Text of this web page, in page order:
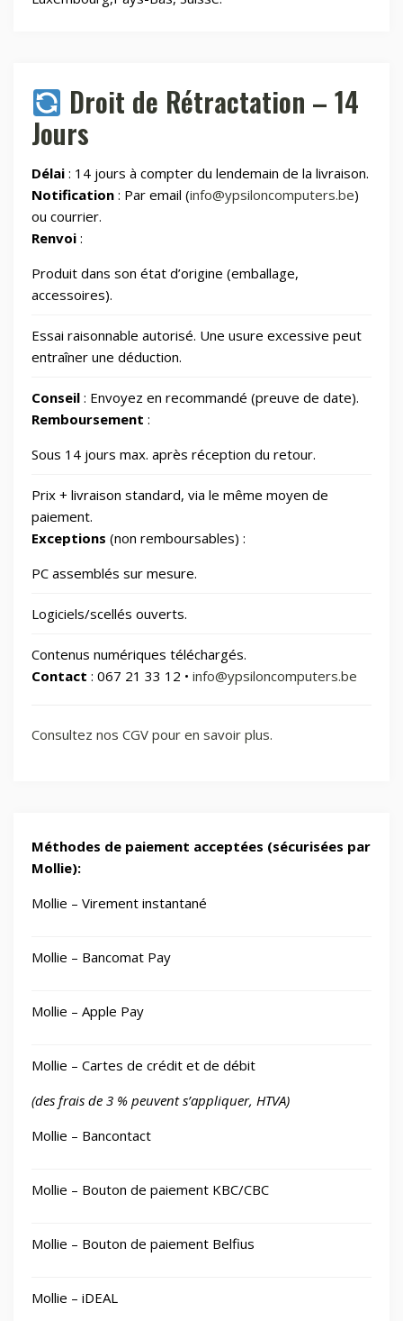
Montres & Rings 100
Outillage
Photos et Caméras 797
Santé et beauté 66
Smart Home/Lighting/Lighting fixtures
Smartphones & Tablets
Vélos & Trottinettes
Droit de Rétractation – 14
Jours
Délai : 14 jours à compter du lendemain de la livraison.
Notification : Par email (info@ypsiloncomputers.be)
ou courrier.
Renvoi :
Produit dans son état d’origine (emballage,
accessoires).
Essai raisonnable autorisé. Une usure excessive peut
entraîner une déduction.
Conseil : Envoyez en recommandé (preuve de date).
Remboursement :
Sous 14 jours max. après réception du retour.
Prix + livraison standard, via le même moyen de
paiement.
Exceptions (non remboursables) :
PC assemblés sur mesure.
Logiciels/scellés ouverts.
Contenus numériques téléchargés.
Contact : 067 21 33 12 • info@ypsiloncomputers.be
Consultez nos CGV pour en savoir plus.
Méthodes de paiement acceptées (sécurisées par
Mollie):
Mollie – Virement instantané
Mollie – Bancomat Pay
Mollie – Apple Pay
Mollie – Cartes de crédit et de débit
(des frais de 3 % peuvent s’appliquer, HTVA)
Mollie – Bancontact
Mollie – Bouton de paiement KBC/CBC
Mollie – Bouton de paiement Belfius
Mollie – iDEAL